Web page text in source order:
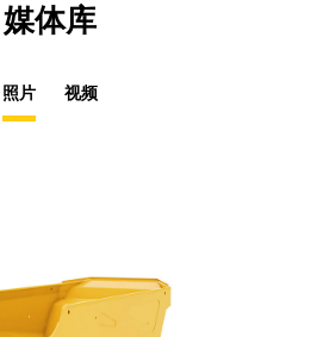
媒体库
照片 视频